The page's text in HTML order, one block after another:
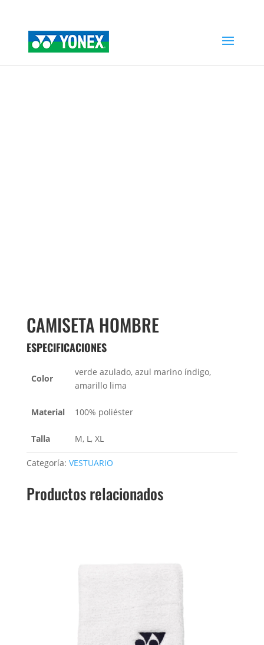
Home»Tienda»CAMISETA HOMBRE
CAMISETA HOMBRE
ESPECIFICACIONES
Color
verde azulado, azul marino índigo,
amarillo lima
Material 100% poliéster
Talla M, L, XL
Categoría: VESTUARIO
Productos relacionados